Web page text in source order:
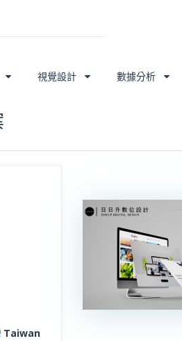
視覺設計 數據分析
Taiwan